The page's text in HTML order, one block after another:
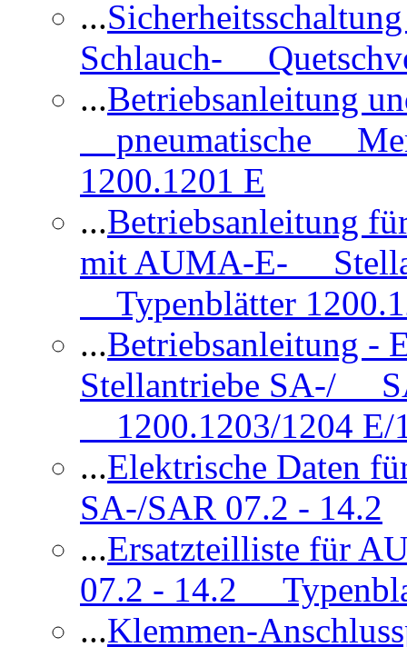
...
Schlauch-
...Betriebsanleitung
pneumatische
1200.1201 E
...Betriebsanleitung
mit AUMA-E-
Typenblätter
...Betriebsanleitung
Stellantriebe SA-/
1200.1203/1204 E/
...Elektrische Daten
SA-/SAR 07.2 - 14.2
...Ersatzteilliste für
07.2 - 14.2
...Klemmen-